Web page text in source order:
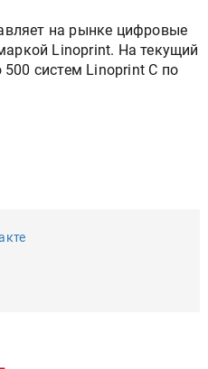
на рынке цифровые
Linoprint. На текущий
систем Linoprint C по